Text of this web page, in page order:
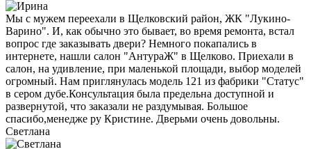
Мы с мужем переехали в Щелковский район, ЖК "Лукино-
Варино". И, как обычно это бывает, во время ремонта, встал
вопрос где заказывать двери? Немного покапались в
интернете, нашли салон "АнтураЖ" в Щелково. Приехали в
салон, на удивление, при маленькой площади, выбор моделей
огромный. Нам приглянулась модель 121 из фабрики "Статус"
в сером дубе.Консультация была предельна доступной и
развернутой, что заказали не раздумывая. Большое
спасибо,менедже ру Кристине. Дверьми очень довольны.
Светлана